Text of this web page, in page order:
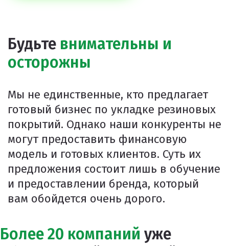
Будьте внимательны и
осторожны
Мы не единственные, кто предлагает
готовый бизнес по укладке резиновых
покрытий. Однако наши конкуренты не
могут предоставить финансовую
модель и готовых клиентов. Суть их
предложения состоит лишь в обучение
и предоставлении бренда, который
вам обойдется очень дорого.
Более 20 компаний уже